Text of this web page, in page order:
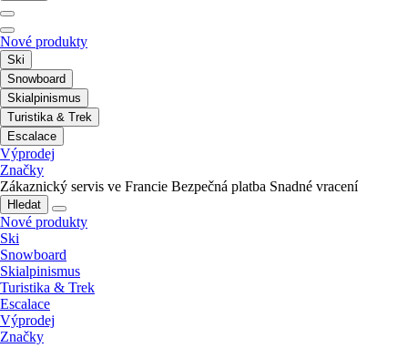
Nové produkty
Ski
Snowboard
Skialpinismus
Turistika & Trek
Escalace
Výprodej
Značky
Zákaznický servis ve Francie Bezpečná platba Snadné vracení
Hledat
Nové produkty
Ski
Snowboard
Skialpinismus
Turistika & Trek
Escalace
Výprodej
Značky